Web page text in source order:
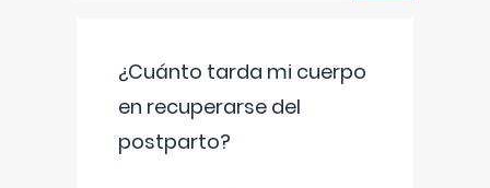
¿Cuánto tarda mi cuerpo
en recuperarse del
postparto?